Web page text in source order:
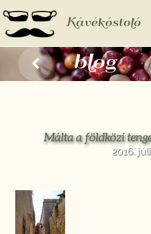
Kávékóstoló
blog
Málta a földközi
2016.